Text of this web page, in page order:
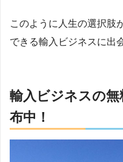
このように人生の選択肢
できる輸入ビジネスに出
輸入ビジネスの
布中！